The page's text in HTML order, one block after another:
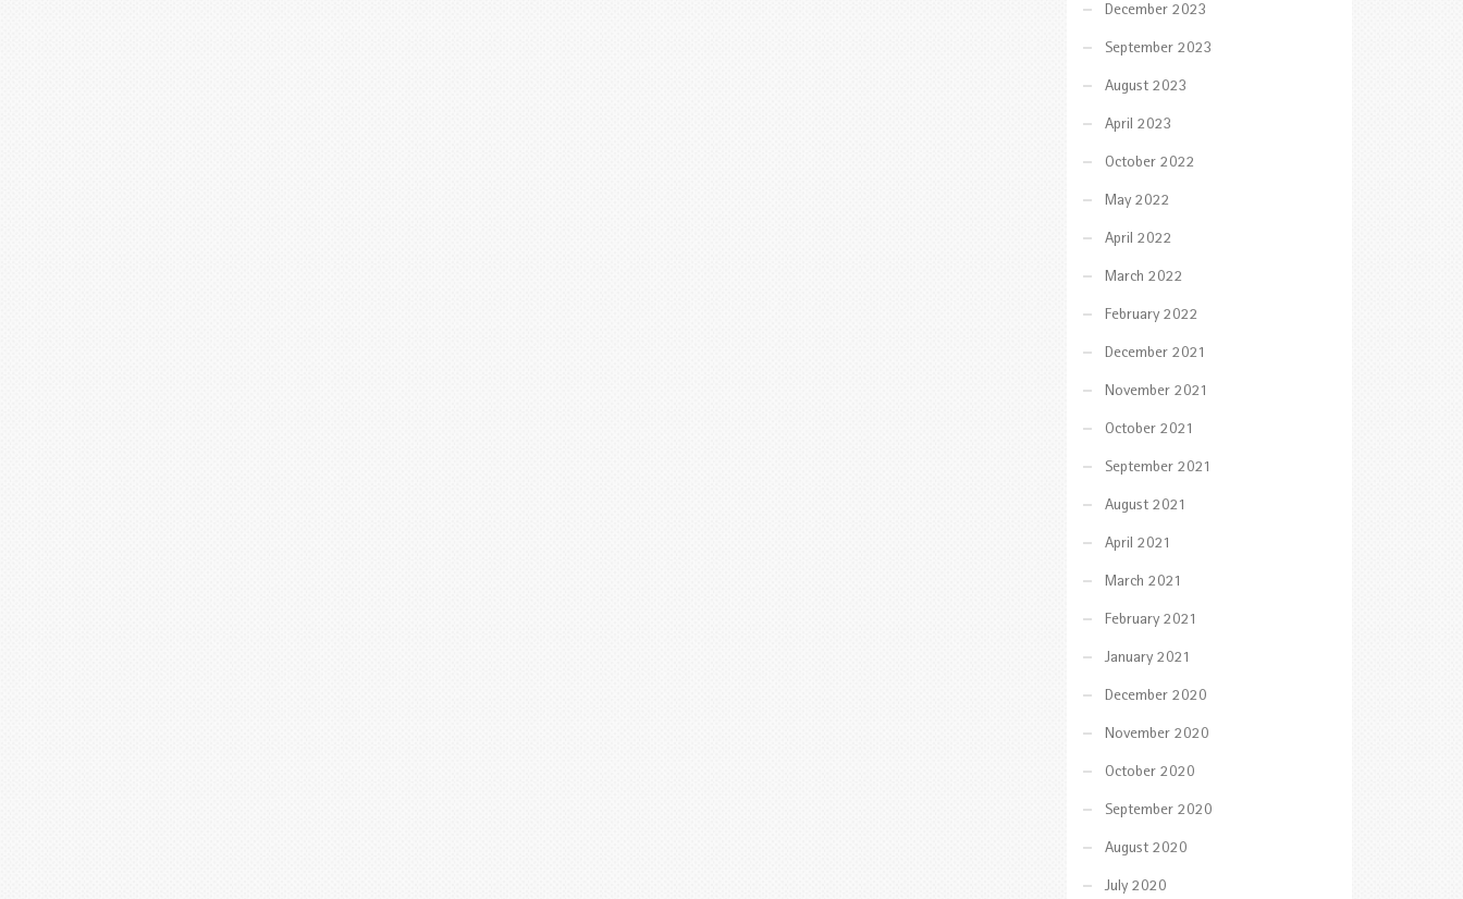
December 2023
September 2023
August 2023
April 2023
October 2022
May 2022
April 2022
March 2022
February 2022
December 2021
November 2021
October 2021
September 2021
August 2021
April 2021
March 2021
February 2021
January 2021
December 2020
November 2020
October 2020
September 2020
August 2020
July 2020